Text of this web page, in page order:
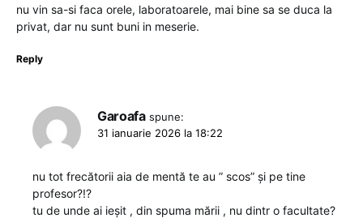
nu vin sa-si faca orele, laboratoarele, mai bine sa se duca la
privat, dar nu sunt buni in meserie.
Reply
Garoafa spune:
31 ianuarie 2026 la 18:22
nu tot frecătorii aia de mentă te au ” scos” și pe tine
profesor?!?
tu de unde ai ieșit , din spuma mării , nu dintr o facultate?